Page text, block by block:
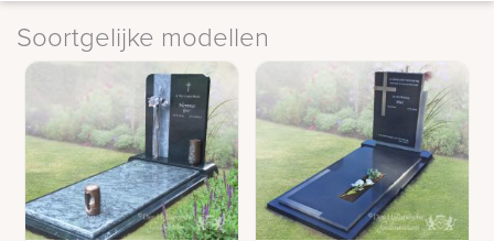
Soortgelijke modellen